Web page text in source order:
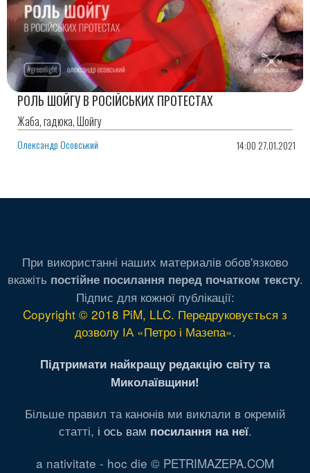
РОЛЬ ШОЙГУ В РОСІЙСЬКИХ ПРОТЕСТАХ
Жаба, гадюка, Шойгу
Олександр Осовський 14:00 27.01.2021
При використанні наших материалів обов'язково
вкажіть постійне посилання перед початком тексту.
Підпис для кожної публікації:
Copyright © 2018 PiM, LLC. Передруковується з
дозволу ІА «Петро і Мазепа».
Підтримати найкращу редакцію світу та
Миколаївщини!
Більше правил та канонів ми виклали в окремій
статті, і ось вам посилання на неї.
a nativitate - hoc die © PETRIMAZEPA.COM